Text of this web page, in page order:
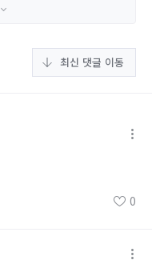
최신 댓글 이동
0